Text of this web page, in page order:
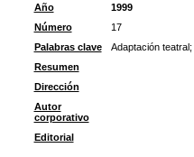
Año
1999
Número
17
Palabras clave
Adaptación teatral;
Resumen
Dirección
Autor
corporativo
Editorial